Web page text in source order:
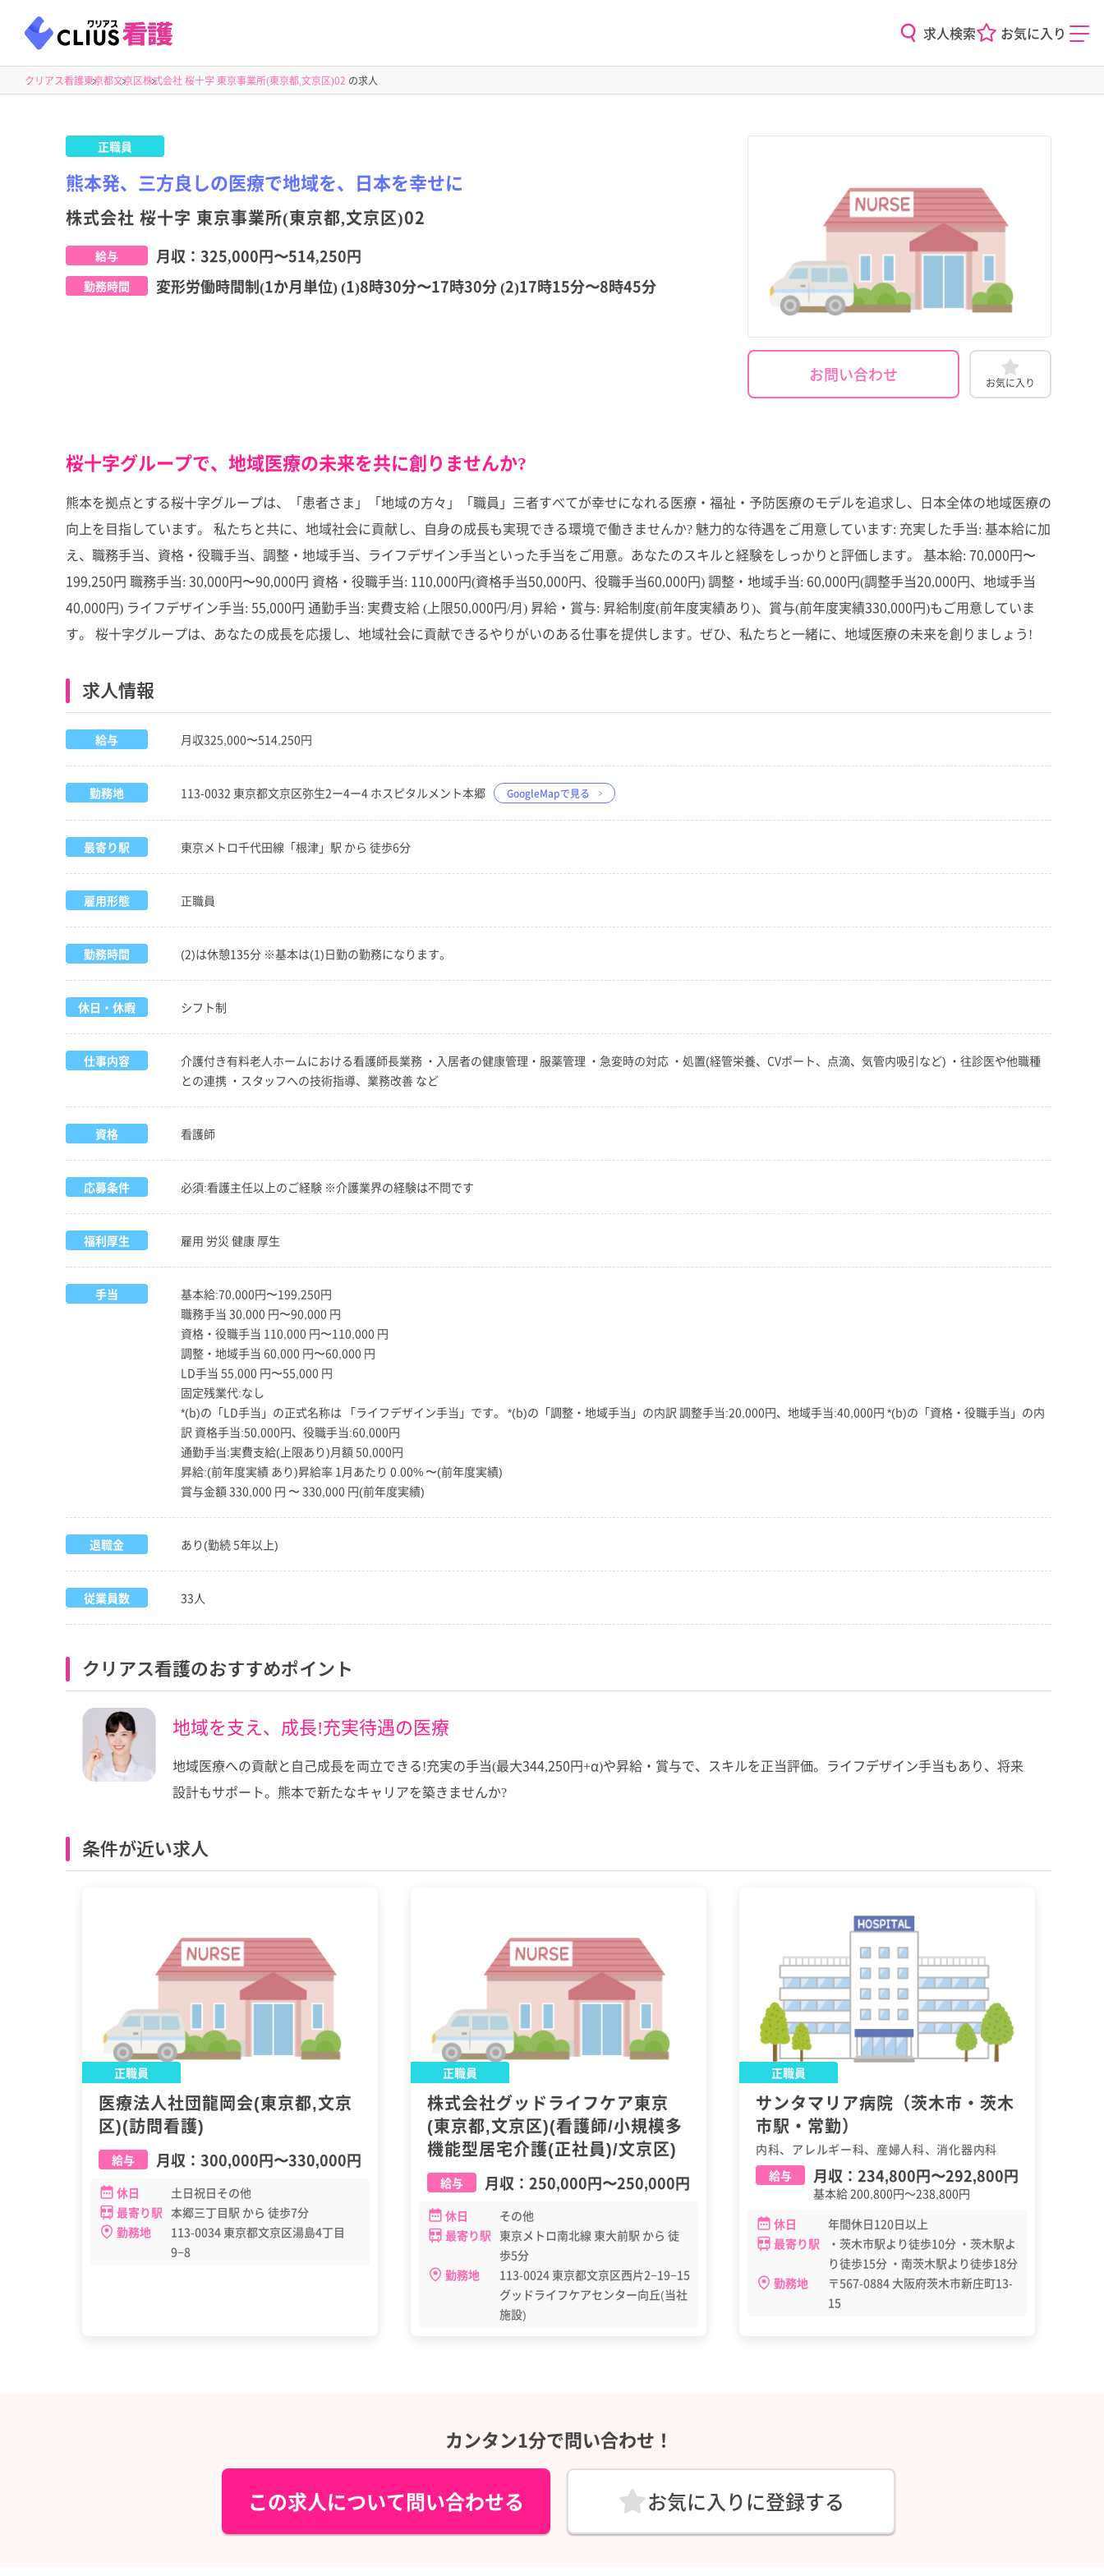
求人検索 お気に入り
クリアス看護東京都文京区株式会社 桜十字 東京事業所(東京都,文京区)02 の求人
正職員
熊本発、三方良しの医療で地域を、日本を幸せに
株式会社 桜十字 東京事業所(東京都,文京区)02
お問い合わせ お気に入り
給与 月収： 325,000円〜514,250円
勤務時間 変形労働時間制(1か月単位) (1)8時30分〜17時30分 (2)17時15分〜8時45分
桜十字グループで、地域医療の未来を共に創りませんか?
熊本を拠点とする桜十字グループは、「患者さま」「地域の方々」「職員」三者すべてが幸せになれる医療・福祉・予防医療のモデルを追求し、日本全体の地域医療の
向上を目指しています。 私たちと共に、地域社会に貢献し、自身の成長も実現できる環境で働きませんか? 魅力的な待遇をご用意しています: 充実した手当: 基本給に加
え、職務手当、資格・役職手当、調整・地域手当、ライフデザイン手当といった手当をご用意。あなたのスキルと経験をしっかりと評価します。 基本給: 70,000円〜
199,250円 職務手当: 30,000円〜90,000円 資格・役職手当: 110,000円(資格手当50,000円、役職手当60,000円) 調整・地域手当: 60,000円(調整手当20,000円、地域手当
40,000円) ライフデザイン手当: 55,000円 通勤手当: 実費支給 (上限50,000円/月) 昇給・賞与: 昇給制度(前年度実績あり)、賞与(前年度実績330,000円)もご用意していま
す。 桜十字グループは、あなたの成長を応援し、地域社会に貢献できるやりがいのある仕事を提供します。ぜひ、私たちと一緒に、地域医療の未来を創りましょう!
求人情報
給与 月収325,000〜514,250円
勤務地 113-0032 東京都文京区弥生2ー4ー4 ホスピタルメント本郷 GoogleMapで見る
最寄り駅 東京メトロ千代田線「根津」駅 から 徒歩6分
雇用形態 正職員
勤務時間 (2)は休憩135分 ※基本は(1)日勤の勤務になります。
休日・休暇 シフト制
仕事内容
介護付き有料老人ホームにおける看護師長業務 ・入居者の健康管理・服薬管理 ・急変時の対応 ・処置(経管栄養、CVポート、点滴、気管内吸引など) ・往診医や他職種
との連携 ・スタッフへの技術指導、業務改善 など
資格 看護師
応募条件 必須:看護主任以上のご経験 ※介護業界の経験は不問です
福利厚生 雇用 労災 健康 厚生
手当
基本給:70,000円〜199,250円
職務手当 30,000 円〜90,000 円
資格・役職手当 110,000 円〜110,000 円
調整・地域手当 60,000 円〜60,000 円
LD手当 55,000 円〜55,000 円
固定残業代:なし
*(b)の「LD手当」の正式名称は 「ライフデザイン手当」です。 *(b)の「調整・地域手当」の内訳 調整手当:20,000円、地域手当:40,000円 *(b)の「資格・役職手当」の内
訳 資格手当:50,000円、役職手当:60,000円
通勤手当:実費支給(上限あり)月額 50,000円
昇給:(前年度実績 あり)昇給率 1月あたり 0.00% 〜(前年度実績)
賞与金額 330,000 円 〜 330,000 円(前年度実績)
退職金 あり(勤続 5年以上)
従業員数 33人
クリアス看護のおすすめポイント
地域を支え、成長!充実待遇の医療
地域医療への貢献と自己成長を両立できる!充実の手当(最大344,250円+α)や昇給・賞与で、スキルを正当評価。ライフデザイン手当もあり、将来
設計もサポート。熊本で新たなキャリアを築きませんか?
条件が近い求人
正職員
医療法人社団龍岡会(東京都,文京
区)(訪問看護)
給与 月収： 300,000円〜330,000円
休日
土日祝日その他
最寄り駅 本郷三丁目駅 から 徒歩7分
勤務地
113-0034 東京都文京区湯島4丁目
9−8
正職員
株式会社グッドライフケア東京
(東京都,文京区)(看護師/小規模多
機能型居宅介護(正社員)/文京区)
給与 月収： 250,000円〜250,000円
休日
その他
最寄り駅 東京メトロ南北線 東大前駅 から 徒
歩5分
勤務地
113-0024 東京都文京区西片2−19−15
グッドライフケアセンター向丘(当社
施設)
正職員
サンタマリア病院（茨木市・茨木
市駅・常勤）
内科、アレルギー科、産婦人科、消化器内科
給与
月収： 234,800円〜292,800円
基本給 200,800円～238,800円
休日
年間休日120日以上
最寄り駅
・茨木市駅より徒歩10分 ・茨木駅よ
り徒歩15分 ・南茨木駅より徒歩18分
勤務地
〒567-0884 大阪府茨木市新庄町13-
15
カンタン1分で問い合わせ！
この求人について問い合わせる お気に入りに登録する